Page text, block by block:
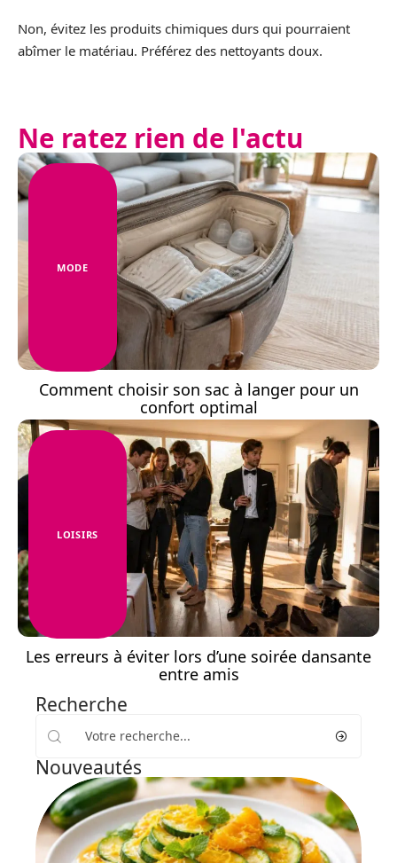
Non, évitez les produits chimiques durs qui pourraient
abîmer le matériau. Préférez des nettoyants doux.
Ne ratez rien de l'actu
MODE
Comment choisir son sac à langer pour un
confort optimal
LOISIRS
Les erreurs à éviter lors d’une soirée dansante
entre amis
Recherche
Nouveautés